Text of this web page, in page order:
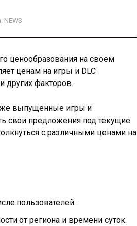
NEWS
ценообразования на своем
ценам на игры и DLC
других факторов.
выпущенные игры и
свои предложения под текущие
с различными ценами на
пользователей.
от региона и времени суток.